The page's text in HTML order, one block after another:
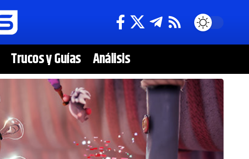
Trucos y Guías Análisis